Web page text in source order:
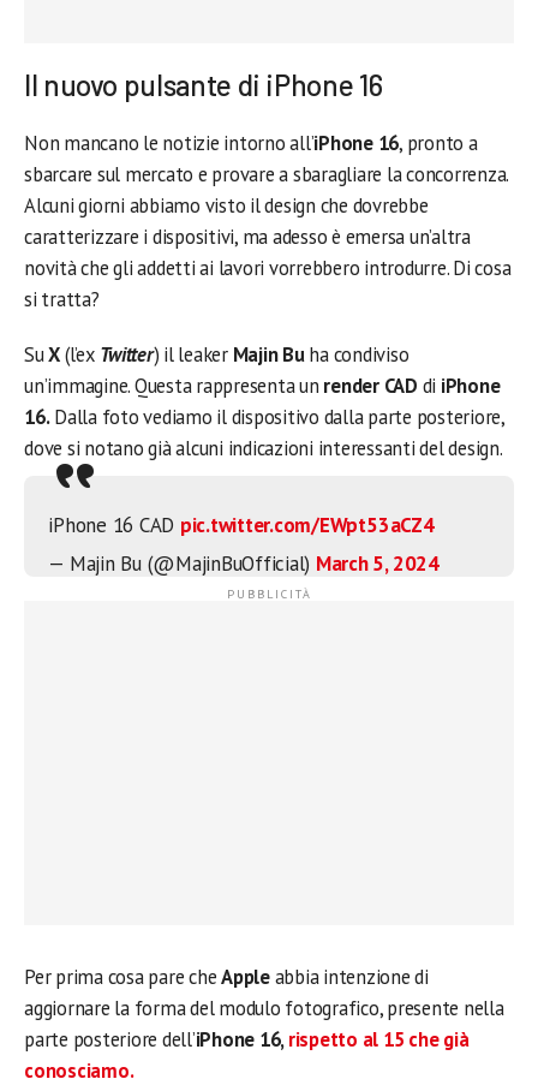
Il nuovo pulsante di iPhone 16
Non mancano le notizie intorno all’iPhone 16, pronto a
sbarcare sul mercato e provare a sbaragliare la concorrenza.
Alcuni giorni abbiamo visto il design che dovrebbe
caratterizzare i dispositivi, ma adesso è emersa un’altra
novità che gli addetti ai lavori vorrebbero introdurre. Di cosa
si tratta?
SuX(l’ex Twitter) il leaker Majin Buha condiviso
un’immagine. Questa rappresenta un render CAD di iPhone
16.Dalla foto vediamo il dispositivo dalla parte posteriore,
dove si notano già alcuni indicazioni interessanti del design.
iPhone 16 CAD pic.twitter.com/EWpt53aCZ4
— Majin Bu (@MajinBuOfficial) March 5, 2024
Per prima cosa pare cheAppleabbia intenzione di
aggiornare la forma del modulo fotografico, presente nella
parte posteriore dell’iPhone 16,rispetto al 15 che già
conosciamo.